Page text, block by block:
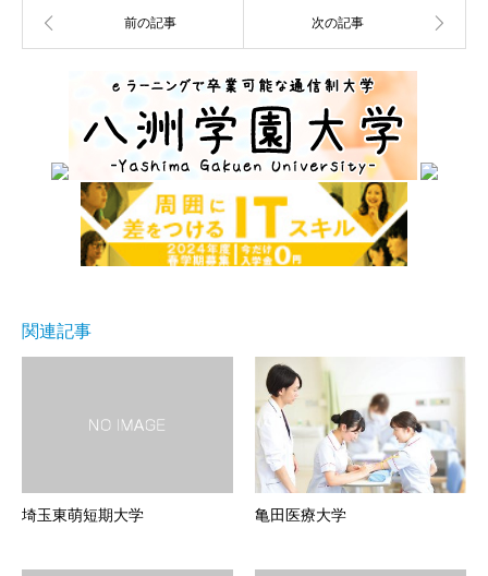
関連記事
埼玉東萌短期大学 亀田医療大学